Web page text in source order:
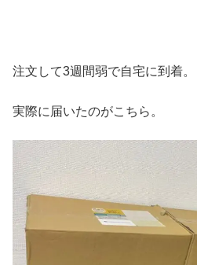
注文して3週間弱で自宅に到着。
実際に届いたのがこちら。